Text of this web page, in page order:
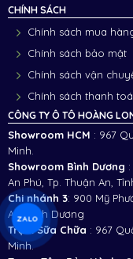
CHÍNH SÁCH
Chính sách mua
Chính sách bảo mật
Chính sách vận
Chính sách thanh
CÔNG TY Ô TÔ HOÀNG
Showroom HCM : 967
Minh.
Showroom Bình Dương
An Phú, Tp. Thuận An,
Chi nhánh 3: 900 Mỹ
An, Bình Dương
Trạm Sữa Chữa : 967
Minh.
ZALO